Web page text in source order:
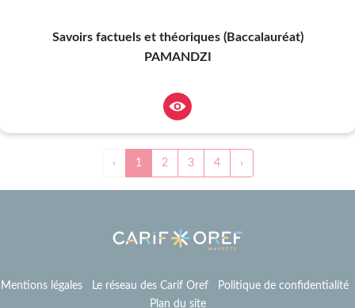
Savoirs factuels et théoriques (Baccalauréat)
PAMANDZI
‹ 1 2 3 4 ›
Mentions légales Le réseau des Carif Oref
Politique de confidentialité
Plan du site